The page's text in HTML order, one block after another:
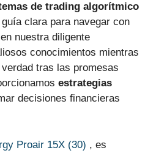
de trading algorítmico
clara para navegar con
nuestra diligente
conocimientos mientras
tras las promesas
estrategias
decisiones financieras
Proair 15X (30) , es